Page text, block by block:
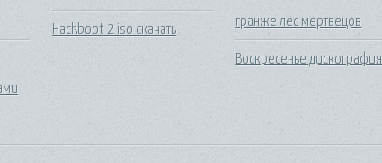
Hackboot 2 iso скачать
гранже лес мертвецов
Воскресенье дискография